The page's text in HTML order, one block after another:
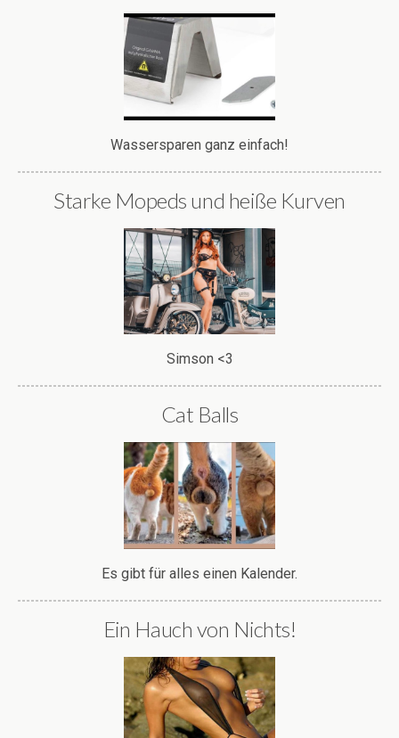
Wassersparen ganz einfach!
Starke Mopeds und heiße Kurven
Simson <3
Cat Balls
Es gibt für alles einen Kalender.
Ein Hauch von Nichts!